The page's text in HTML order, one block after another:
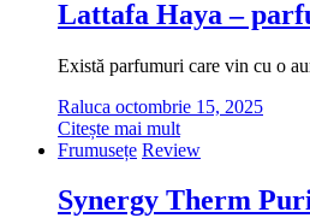
Lattafa Haya –
Există parfumuri care vin cu o
Raluca octombrie 15, 2025
Citește mai mult
Frumusețe Review
Synergy Therm